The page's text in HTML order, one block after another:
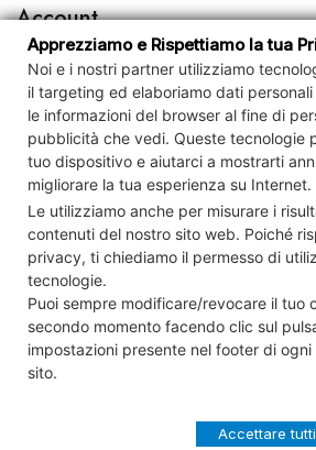
Account
Contact us
Newsletter
Controlla la tua privacy
© Cartamagna S.r.l. Società Benefit P.IVA
1568561 Cap.Soc. €
Apprezziamo e Rispettiamo la tua
Noi e i nostri partner utilizziamo
il targeting ed elaboriamo dati
le informazioni del browser al fine di
pubblicità che vedi. Queste tecnologie
tuo dispositivo e aiutarci a mostrarti
migliorare la tua esperienza su Internet.
Le utilizziamo anche per misurare i
contenuti del nostro sito web. Poiché
privacy, ti chiediamo il permesso di
tecnologie.
Puoi sempre modificare/revocare il tuo
secondo momento facendo clic sul
impostazioni presente nel footer di
sito.
Accettare tutti